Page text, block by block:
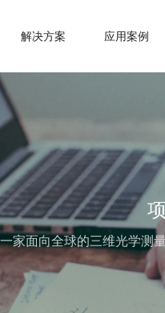
解决方案 应用案例
家面向全球的三维光学测